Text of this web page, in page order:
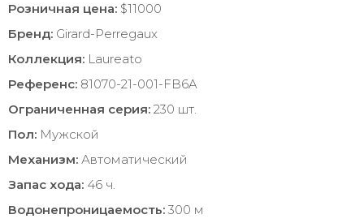
Розничная цена: $11000
Бренд: Girard-Perregaux
Коллекция: Laureato
Референс: 81070-21-001-FB6A
Ограниченная серия: 230 шт.
Пол: Мужской
Механизм: Автоматический
Запас хода: 46 ч.
Водонепроницаемость: 300 м